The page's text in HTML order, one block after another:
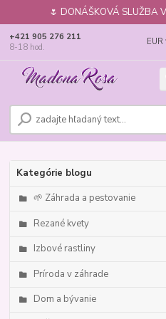
🌷 DONÁŠKOVÁ SLUŽBA
EUR
+421 905 276 211
8-18 hod.
Kategórie blogu
🌱 Záhrada a pestovanie
Rezané kvety
Izbové rastliny
Príroda v záhrade
Dom a bývanie